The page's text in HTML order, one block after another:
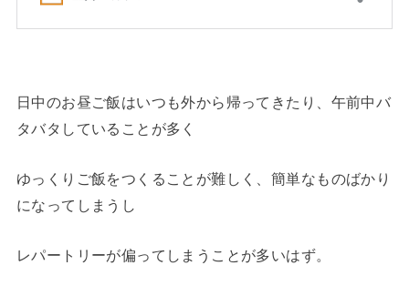
日中のお昼ご飯はいつも外から帰ってきたり、午前中バ
タバタしていることが多く
ゆっくりご飯をつくることが難しく、簡単なものばかり
になってしまうし
レパートリーが偏ってしまうことが多いはず。